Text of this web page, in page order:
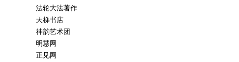
法轮大法著作
天梯书店
神韵艺术团
明慧网
正见网